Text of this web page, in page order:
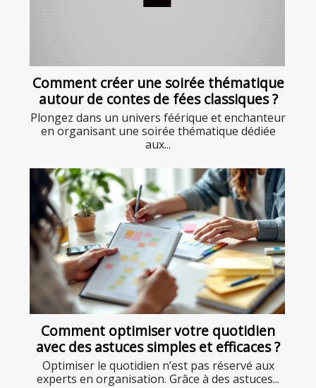
Comment créer une soirée thématique
autour de contes de fées classiques ?
Plongez dans un univers féérique et enchanteur
en organisant une soirée thématique dédiée
aux...
Comment optimiser votre quotidien
avec des astuces simples et efficaces ?
Optimiser le quotidien n’est pas réservé aux
experts en organisation. Grâce à des astuces...